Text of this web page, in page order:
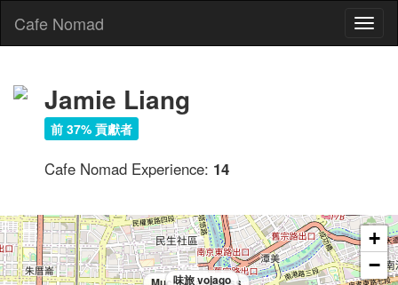
Cafe Nomad
Jamie Liang
前 37% 貢獻者
Cafe Nomad Experience: 14
味旅 vojago
+
−